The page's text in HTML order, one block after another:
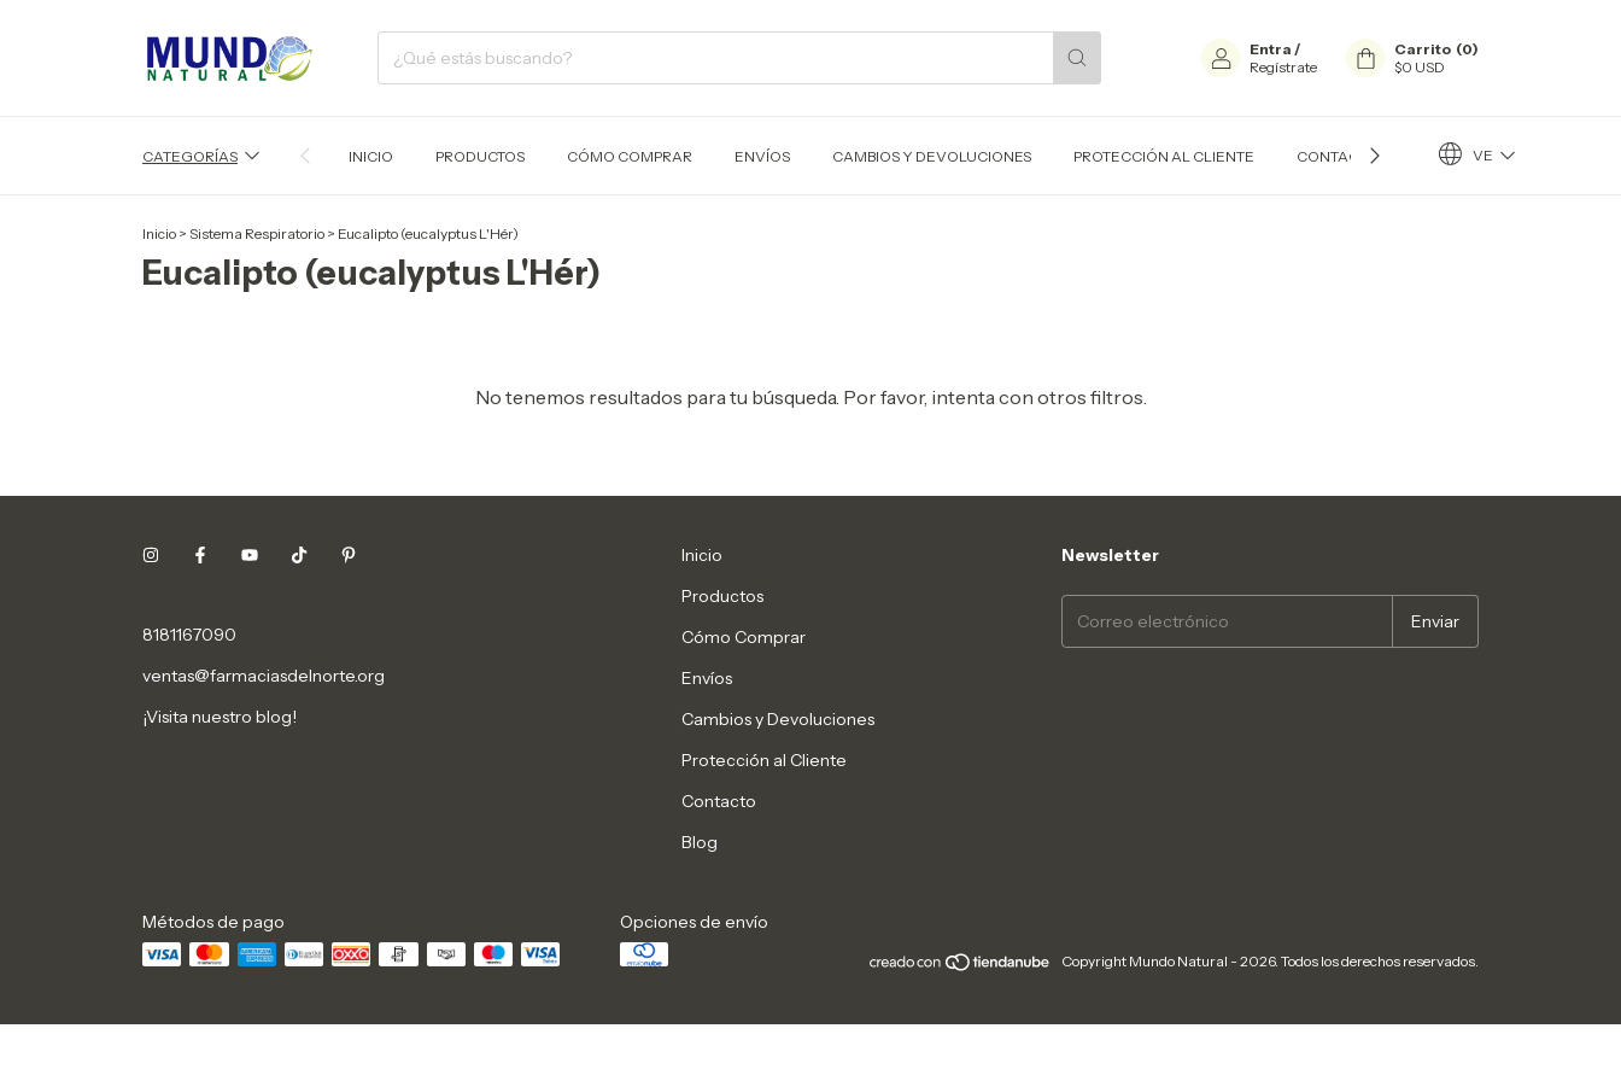
Entra /
Regístrate
Carrito (0)
$0 USD
CATEGORÍAS INICIO PRODUCTOS CÓMO COMPRAR ENVÍOS CAMBIOS Y DEVOLUCIONES PROTECCIÓN AL CLIENTE CONTACTO BLOG VE
Inicio > Sistema Respiratorio > Eucalipto (eucalyptus L'Hér)
Eucalipto (eucalyptus L'Hér)
No tenemos resultados para tu búsqueda. Por favor, intenta con otros filtros.
8181167090
ventas@farmaciasdelnorte.org
¡Visita nuestro blog!
Inicio
Productos
Cómo Comprar
Envíos
Cambios y Devoluciones
Protección al Cliente
Contacto
Blog
Newsletter
Métodos de pago Opciones de envío
Copyright Mundo Natural - 2026. Todos los derechos reservados.